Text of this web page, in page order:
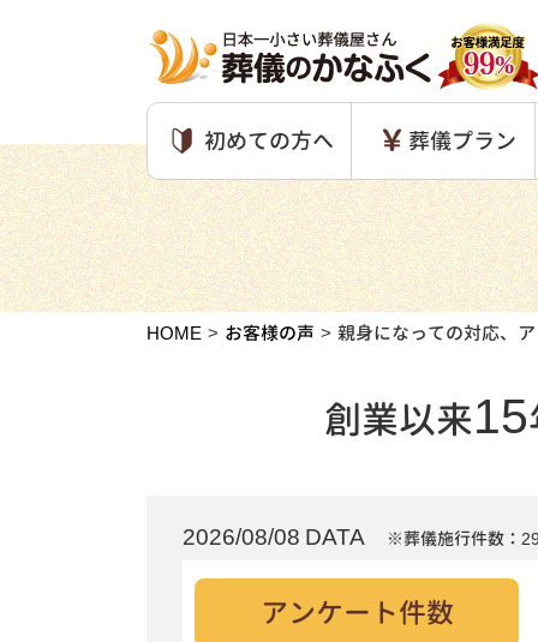
初めての方へ 葬儀プラン
HOME お客様の声 親身になっての対応、
創業以来15
2026/08/08 DATA ※葬儀施行件数：
アンケート件数